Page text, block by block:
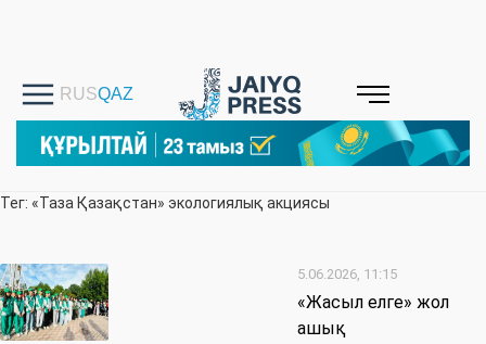
Тег: «Таза Қазақстан» экологиялық акциясы
5.06.2026, 11:15
«Жасыл елге» жол
ашық